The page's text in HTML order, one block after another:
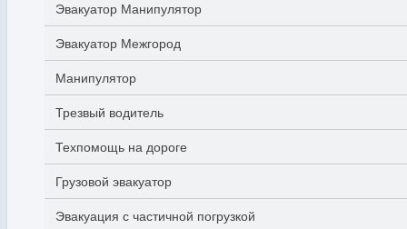
Эвакуатор Манипулятор
Эвакуатор Межгород
Манипулятор
Трезвый водитель
Техпомощь на дороге
Грузовой эвакуатор
Эвакуация с частичной погрузкой